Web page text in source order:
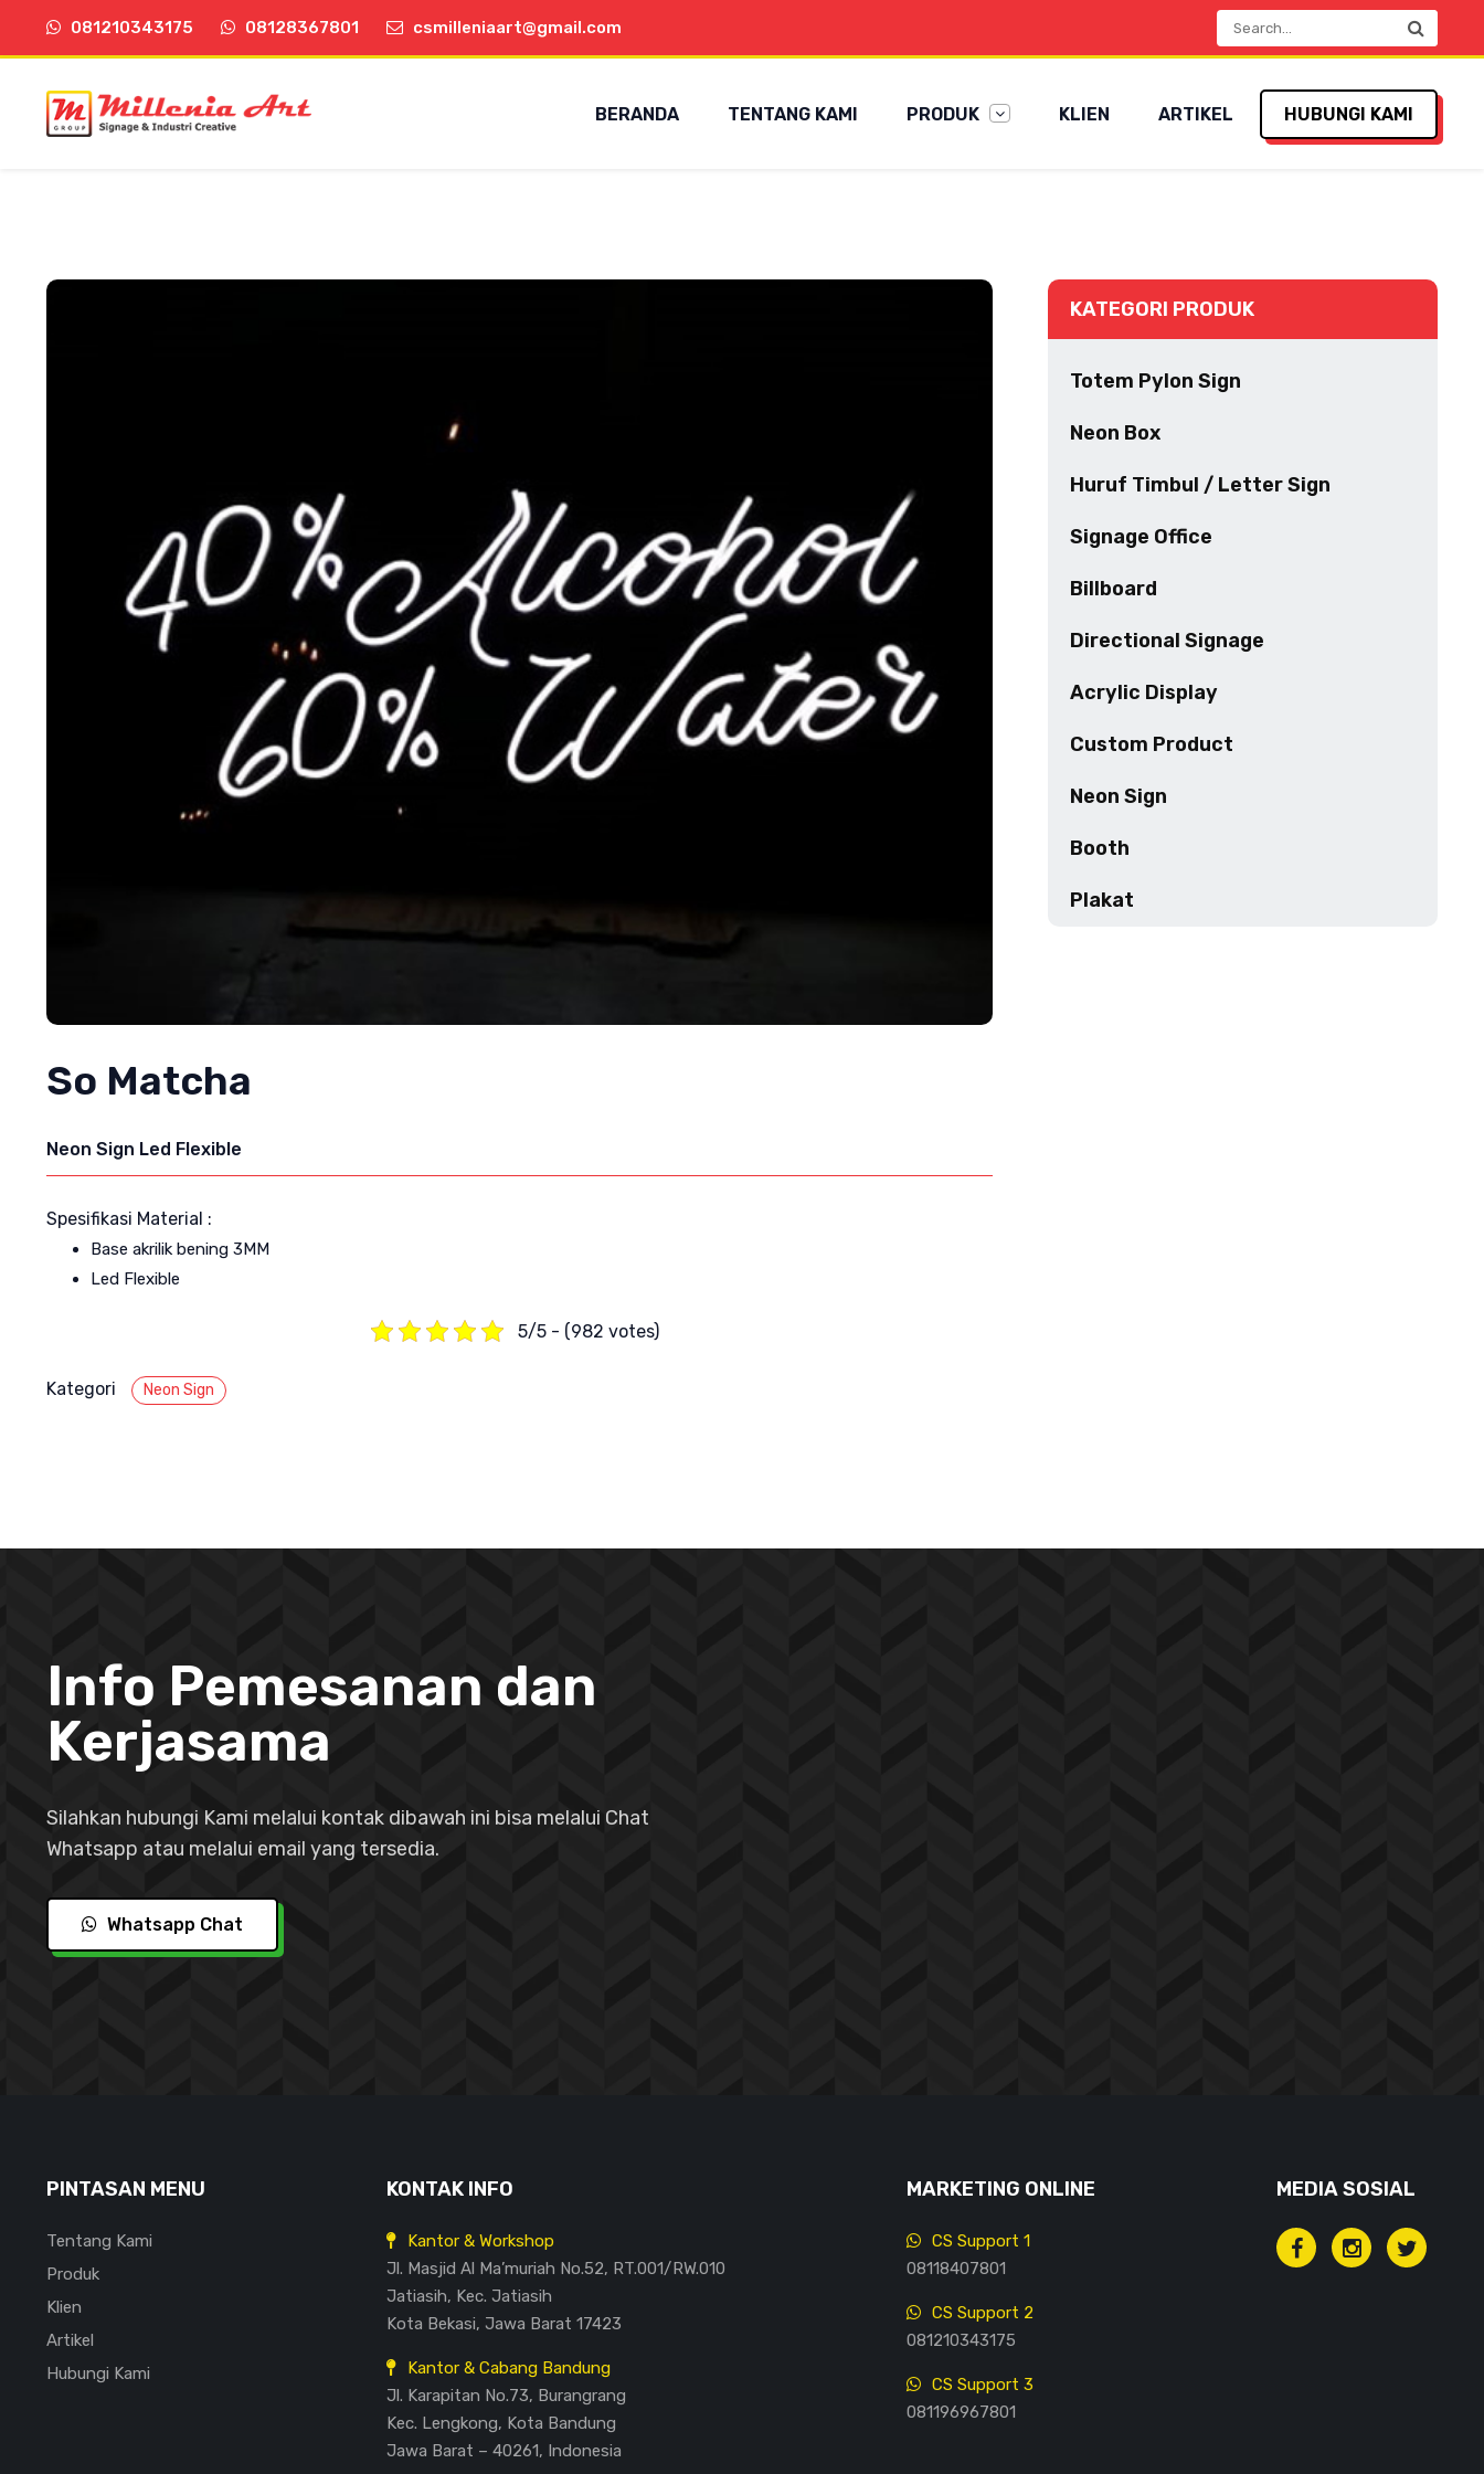
081210343175 08128367801 csmilleniaart@gmail.com
BERANDA TENTANG KAMI PRODUK KLIEN ARTIKEL HUBUNGI KAMI
So Matcha
Neon Sign Led Flexible
Spesifikasi Material :
Base akrilik bening 3MM
Led Flexible
5/5 - (982 votes)
Kategori Neon Sign
KATEGORI PRODUK
Totem Pylon Sign
Neon Box
Huruf Timbul / Letter Sign
Signage Office
Billboard
Directional Signage
Acrylic Display
Custom Product
Neon Sign
Booth
Plakat
Info Pemesanan dan
Kerjasama
Silahkan hubungi Kami melalui kontak dibawah ini bisa melalui Chat
Whatsapp atau melalui email yang tersedia.
Whatsapp Chat
PINTASAN MENU
Tentang Kami
Produk
Klien
Artikel
Hubungi Kami
KONTAK INFO
Kantor & Workshop
Jl. Masjid Al Ma’muriah No.52, RT.001/RW.010
Jatiasih, Kec. Jatiasih
Kota Bekasi, Jawa Barat 17423
Kantor & Cabang Bandung
Jl. Karapitan No.73, Burangrang
Kec. Lengkong, Kota Bandung
Jawa Barat – 40261, Indonesia
MARKETING ONLINE
CS Support 1
08118407801
CS Support 2
081210343175
CS Support 3
081196967801
MEDIA SOSIAL